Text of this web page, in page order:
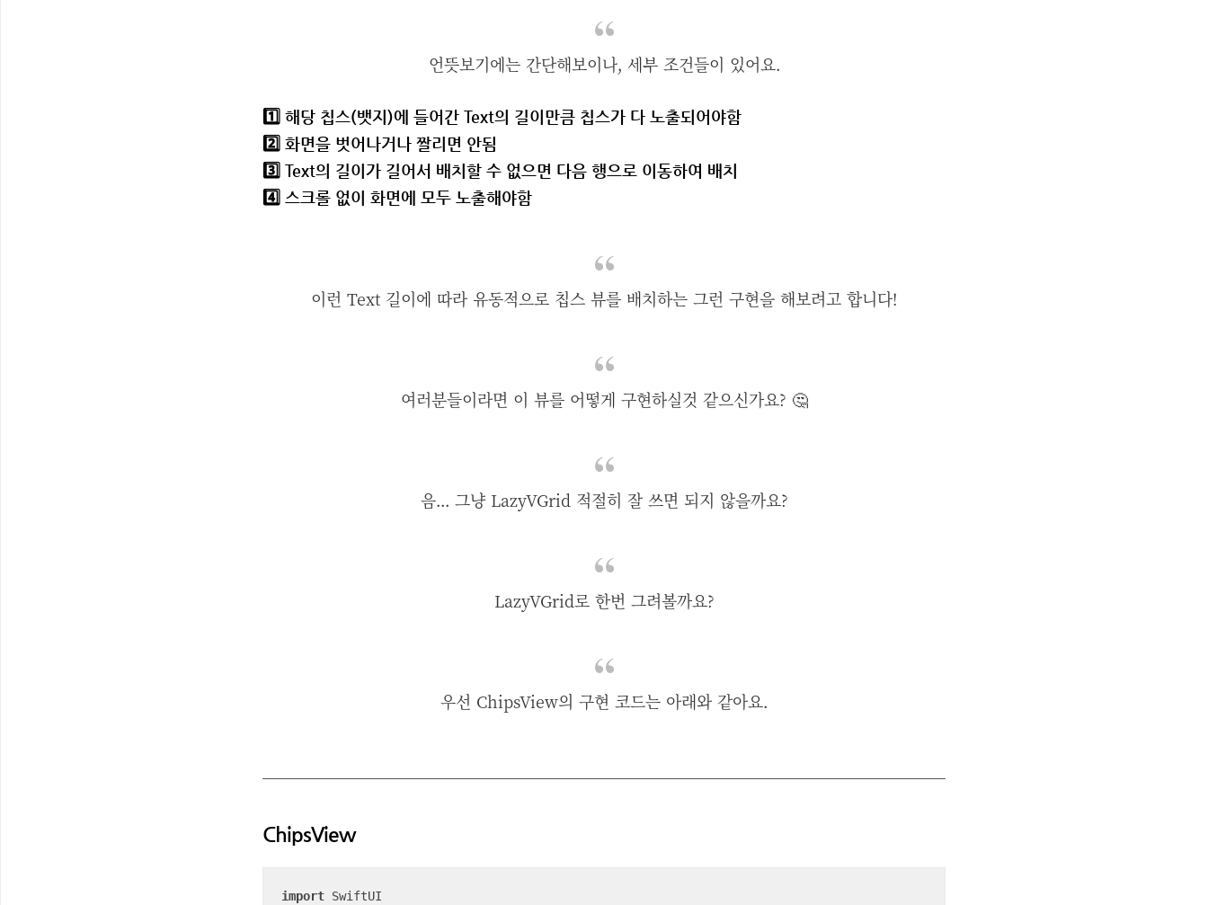
언뜻보기에는 간단해보이나, 세부 조건들이 있어요.
1️⃣ 해당 칩스(뱃지)에 들어간 Text의 길이만큼 칩스가 다 노출되어야함
2️⃣ 화면을 벗어나거나 짤리면 안됨
3️⃣ Text의 길이가 길어서 배치할 수 없으면 다음 행으로 이동하여 배치
4️⃣ 스크롤 없이 화면에 모두 노출해야함
이런 Text 길이에 따라 유동적으로 칩스 뷰를 배치하는 그런 구현을 해보려고 합니다!
여러분들이라면 이 뷰를 어떻게 구현하실것 같으신가요? 🤔
음... 그냥 LazyVGrid 적절히 잘 쓰면 되지 않을까요?
LazyVGrid로 한번 그려볼까요?
우선 ChipsView의 구현 코드는 아래와 같아요.
ChipsView
import SwiftUI